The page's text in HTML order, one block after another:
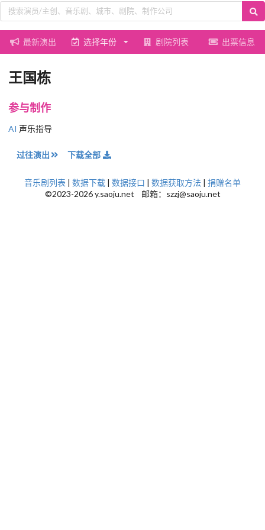
最新演出 选择年份 剧院列表 出票信息
王国栋
参与制作
AI 声乐指导
过往演出 下载全部
音乐剧列表 | 数据下载 | 数据接口 | 数据获取方法 | 捐赠名单
©2023-2026 y.saoju.net 邮箱：szzj@saoju.net